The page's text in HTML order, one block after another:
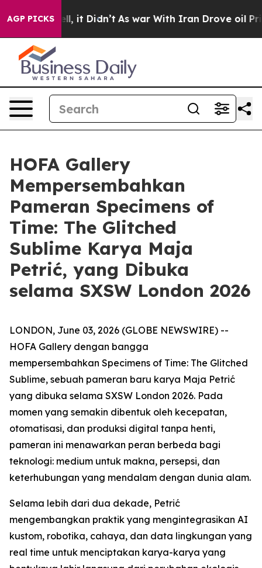
AGP PICKS
40%. Well, it Didn’t As war With Iran Drove oil
HOFA Gallery
Mempersembahkan
Pameran Specimens of
Time: The Glitched
Sublime Karya Maja
Petrić, yang Dibuka
selama SXSW London 2026
LONDON, June 03, 2026 (GLOBE NEWSWIRE) --
HOFA Gallery dengan bangga
mempersembahkan Specimens of Time: The Glitched
Sublime, sebuah pameran baru karya Maja Petrić
yang dibuka selama SXSW London 2026. Pada
momen yang semakin dibentuk oleh kecepatan,
otomatisasi, dan produksi digital tanpa henti,
pameran ini menawarkan peran berbeda bagi
teknologi: medium untuk makna, persepsi, dan
keterhubungan yang mendalam dengan dunia alam.
Selama lebih dari dua dekade, Petrić
mengembangkan praktik yang mengintegrasikan AI
kustom, robotika, cahaya, dan data lingkungan yang
real time untuk menciptakan karya-karya yang